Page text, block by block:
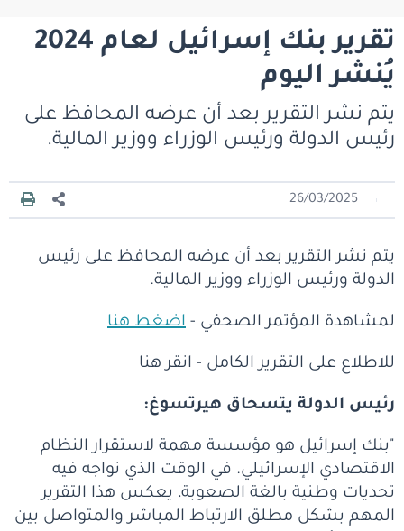
تقرير بنك إسرائيل لعام 2024
يُنشر اليوم
يتم نشر التقرير بعد أن عرضه المحافظ على
رئيس الدولة ورئيس الوزراء ووزير المالية.
26/03/2025
يتم نشر التقرير بعد أن عرضه المحافظ على رئيس
الدولة ورئيس الوزراء ووزير المالية.
لمشاهدة المؤتمر الصحفي - اضغط هنا
للاطلاع على التقرير الكامل - انقر هنا
رئيس الدولة يتسحاق هيرتسوغ:
"بنك إسرائيل هو مؤسسة مهمة لاستقرار النظام
الاقتصادي الإسرائيلي. في الوقت الذي نواجه فيه
تحديات وطنية بالغة الصعوبة، يعكس هذا التقرير
المهم بشكل مطلق الارتباط المباشر والمتواصل بين